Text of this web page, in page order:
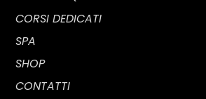
CORSI DEDICATI
SPA
SHOP
CONTATTI